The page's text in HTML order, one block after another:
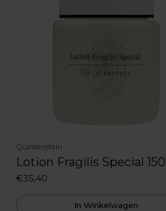
Quintenstein
Lotion Fragilis Special
€35,40
In Winkelwagen